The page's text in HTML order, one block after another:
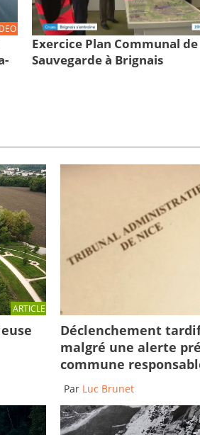
Exercice Plan Communal de
Sauvegarde à Brignais
ARTICLE
Déclenchement tardif
malgré une alerte
commune
Par Luc Brunet